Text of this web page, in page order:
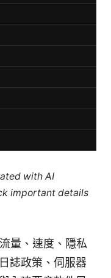
with AI
important details
量、速度、隱私
誌政策、伺服器